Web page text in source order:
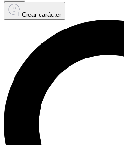
Crear carácter